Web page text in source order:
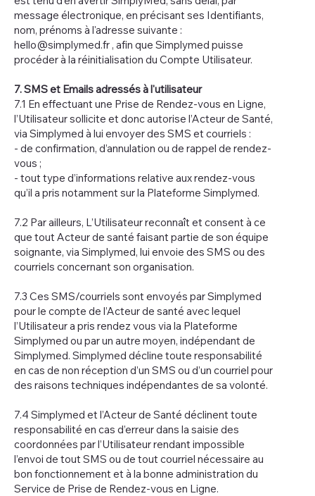
message électronique, en précisant ses Identifiants,
nom, prénoms à l'adresse suivante :
hello@simplymed.fr , afin que Simplymed puisse
procéder à la réinitialisation du Compte Utilisateur.
7. SMS et Emails adressés à l'utilisateur
7.1 En effectuant une Prise de Rendez-vous en Ligne,
l’Utilisateur sollicite et donc autorise l’Acteur de Santé,
via Simplymed à lui envoyer des SMS et courriels :
- de confirmation, d’annulation ou de rappel de rendez-
vous ;
- tout type d’informations relative aux rendez-vous
qu’il a pris notamment sur la Plateforme Simplymed.
7.2 Par ailleurs, L’Utilisateur reconnaît et consent à ce
que tout Acteur de santé faisant partie de son équipe
soignante, via Simplymed, lui envoie des SMS ou des
courriels concernant son organisation.
7.3 Ces SMS/courriels sont envoyés par Simplymed
pour le compte de l’Acteur de santé avec lequel
l’Utilisateur a pris rendez vous via la Plateforme
Simplymed ou par un autre moyen, indépendant de
Simplymed. Simplymed décline toute responsabilité
en cas de non réception d’un SMS ou d’un courriel pour
des raisons techniques indépendantes de sa volonté.
7.4 Simplymed et l’Acteur de Santé déclinent toute
responsabilité en cas d’erreur dans la saisie des
coordonnées par l’Utilisateur rendant impossible
l’envoi de tout SMS ou de tout courriel nécessaire au
bon fonctionnement et à la bonne administration du
Service de Prise de Rendez-vous en Ligne.